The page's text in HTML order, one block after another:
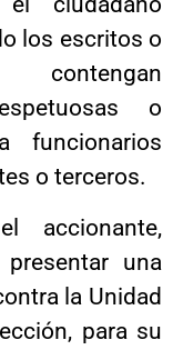
los escritos o
o
funcionarios
o terceros.
accionante,
una
la Unidad
para su